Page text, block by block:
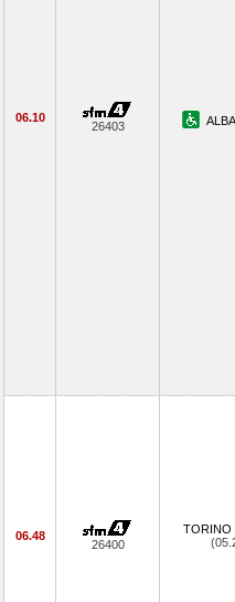
06.10
26403 ALBA
06.48
26400
TORINO